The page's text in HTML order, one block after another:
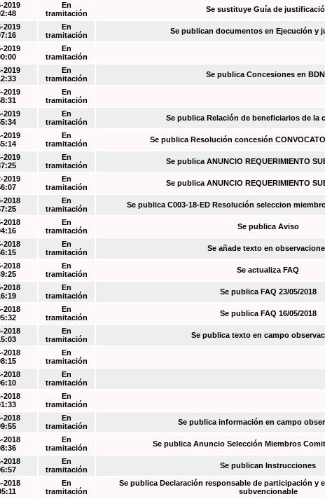
2019
En
tramitación
Se sustituye Guía de
2019
En
tramitación
Se publican documentos en Ejecución y
2019
En
tramitación
2019
En
tramitación
Se publica Concesiones en
2019
En
tramitación
2019
En
tramitación
Se publica Relación de beneficiarios de la
2019
En
tramitación
Se publica Resolución concesión
2019
En
tramitación
Se publica ANUNCIO REQUERIMIENTO
2019
En
tramitación
Se publica ANUNCIO REQUERIMIENTO
2018
En
tramitación
Se publica C003-18-ED Resolución seleccion
2018
En
tramitación
Se publica Aviso
2018
En
tramitación
Se añade texto en
2018
En
tramitación
Se actualiza FAQ
2018
En
tramitación
Se publica FAQ 23/05/2018
2018
En
tramitación
Se publica FAQ 16/05/2018
2018
En
tramitación
Se publica texto en campo
2018
En
tramitación
2018
En
tramitación
2018
En
tramitación
2018
En
tramitación
Se publica información en campo
2018
En
tramitación
Se publica Anuncio Selección Miembros
2018
En
tramitación
Se publican Instrucciones
2018
En
tramitación
Se publica Declaración responsable de participación y
subvencionable